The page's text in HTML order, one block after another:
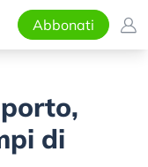
Abbonati
di